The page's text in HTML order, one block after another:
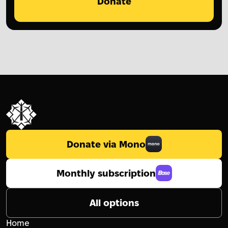
Donate via Mono
Monthly subscription
All options
Home